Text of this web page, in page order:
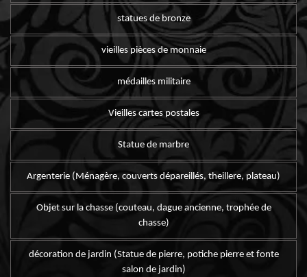
statues de bronze
vieilles pièces de monnaie
médailles militaire
Vieilles cartes postales
Statue de marbre
Argenterie (Ménagère, couverts dépareillés, theillere, plateau)
Objet sur la chasse (couteau, dague ancienne, trophée de
chasse)
décoration de jardin (Statue de pierre, potiche pierre et fonte
salon de jardin)